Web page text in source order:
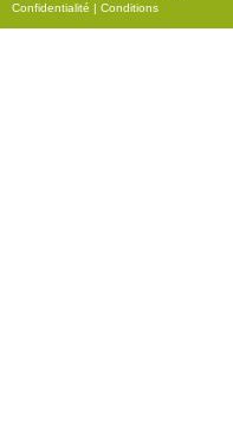
Confidentialité | Conditions